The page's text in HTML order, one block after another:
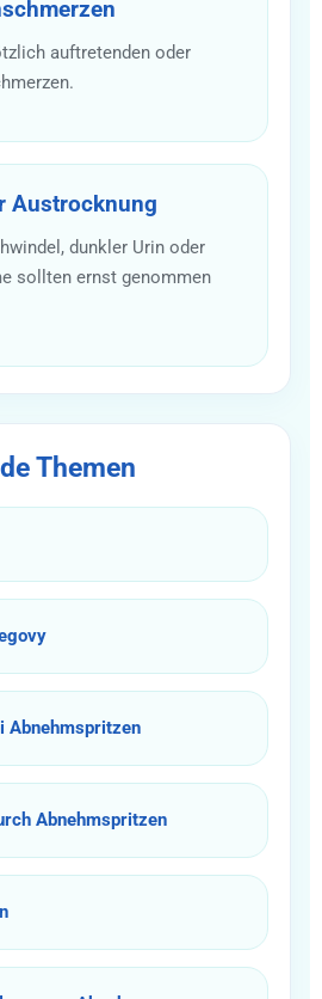
auftretenden oder
Austrocknung
dunkler Urin oder
sollten ernst genommen
Themen
Abnehmspritzen
Abnehmspritzen